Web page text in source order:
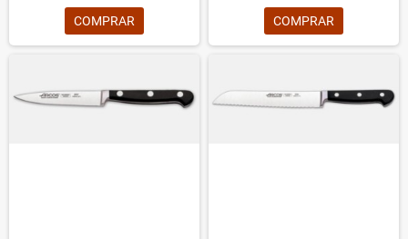
COMPRAR COMPRAR